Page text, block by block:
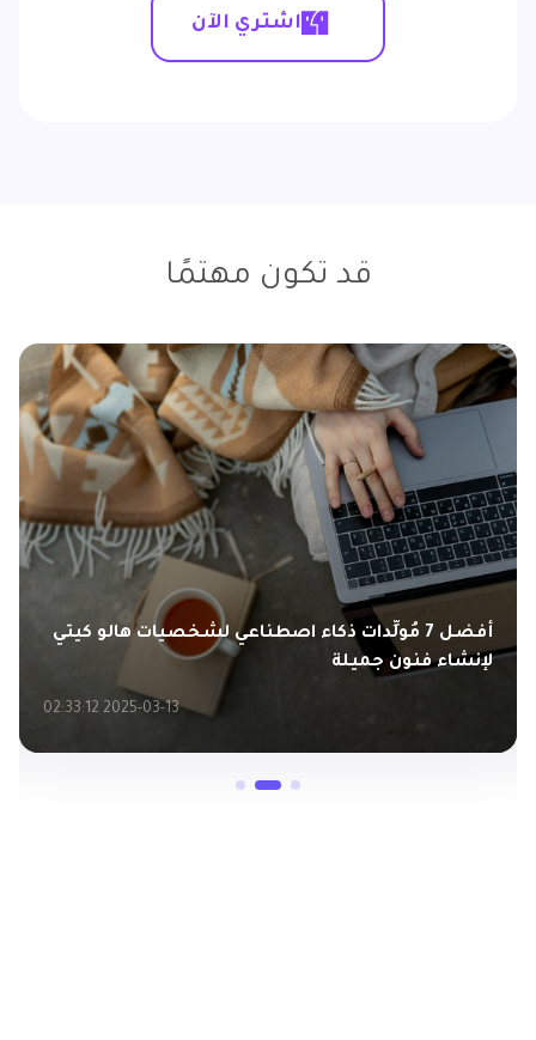
اشتري الآن
قد تكون مهتمًا
أفضل 7 مُولِّدات ذكاء اصطناعي لشخصيات هالو كيتي
لإنشاء فنون جميلة
2025-03-13 02:33:12